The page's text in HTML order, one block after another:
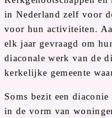
in Nederland zelf voor
voor hun activiteiten.
elk jaar gevraagd om
diaconale werk van de
kerkelijke gemeente
Soms bezit een
in de vorm van